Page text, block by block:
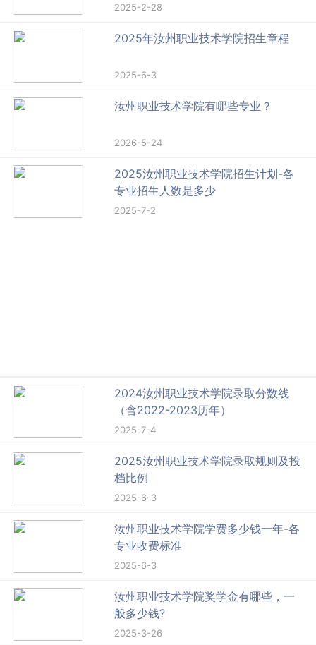
2025-2-28
2025年汝州职业技术学院招生章程
2025-6-3
汝州职业技术学院有哪些专业？
2026-5-24
2025汝州职业技术学院招生计划-各
专业招生人数是多少
2025-7-2
2024汝州职业技术学院录取分数线
（含2022-2023历年）
2025-7-4
2025汝州职业技术学院录取规则及投
档比例
2025-6-3
汝州职业技术学院学费多少钱一年-各
专业收费标准
2025-6-3
汝州职业技术学院奖学金有哪些，一
般多少钱?
2025-3-26